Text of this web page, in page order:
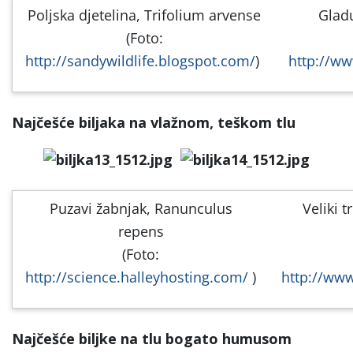
Poljska djetelina, Trifolium arvense
(Foto:
http://sandywildlife.blogspot.com/) http://
Najčešće biljaka na vlažnom, teškom tlu
Puzavi žabnjak, Ranunculus
repens
(Foto:
http://science.halleyhosting.com/ )
Veliki
http://
Najčešće biljke na tlu bogato humusom